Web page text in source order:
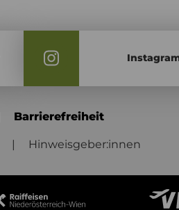
Barrierefreiheit
Hinweisgeber:innen